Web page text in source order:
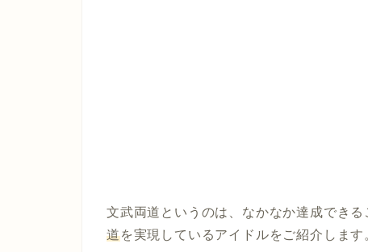
文武両道というのは、なかなか達成でき
道を実現しているアイドルをご紹介します